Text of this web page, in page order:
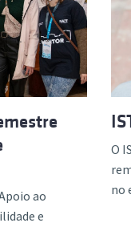
Formação
ao
e
O
no